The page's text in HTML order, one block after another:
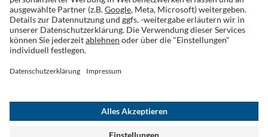
Widerruf einreichen